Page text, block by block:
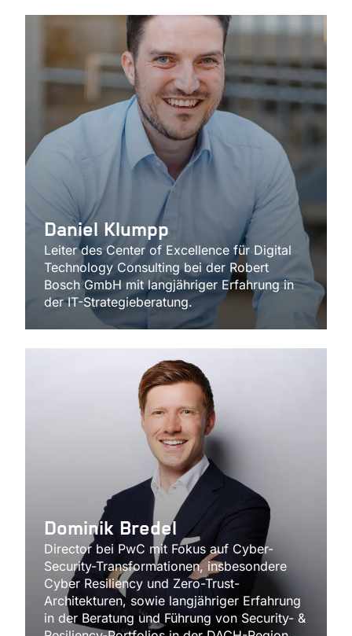
Daniel Klumpp
Leiter des Center of Excellence für Digital
Technology Consulting bei der Robert
Bosch GmbH mit langjähriger Erfahrung in
der IT-Strategieberatung.
Dominik Bredel
Director bei PwC mit Fokus auf Cyber-
Security-Transformationen, insbesondere
Cyber Resiliency und Zero-Trust-
Architekturen, sowie langjähriger Erfahrung
in der Beratung und Führung von Security- &